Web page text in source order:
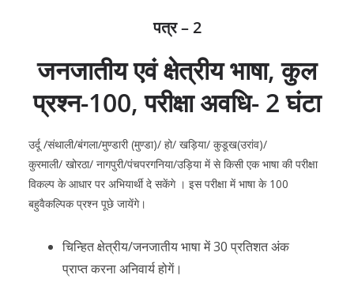
पत्र – 2
जनजातीय एवं क्षेत्रीय भाषा, कुल
प्रश्न-100, परीक्षा अवधि- 2 घंटा
उर्दू /संथाली/बंगला/मुण्डारी (मुण्डा)/ हो/ खड़िया/ कुडूख(उरांव)/
कुरमाली/ खोरठा/ नागपुरी/पंचपरगनिया/उड़िया में से किसी एक भाषा की परीक्षा
विकल्प के आधार पर अभियार्थी दे सकेंगे । इस परीक्षा में भाषा के 100
बहुवैकल्पिक प्रश्न पूछे जायेंगे।
चिन्हित क्षेत्रीय/जनजातीय भाषा में 30 प्रतिशत अंक
प्राप्त करना अनिवार्य होगें।